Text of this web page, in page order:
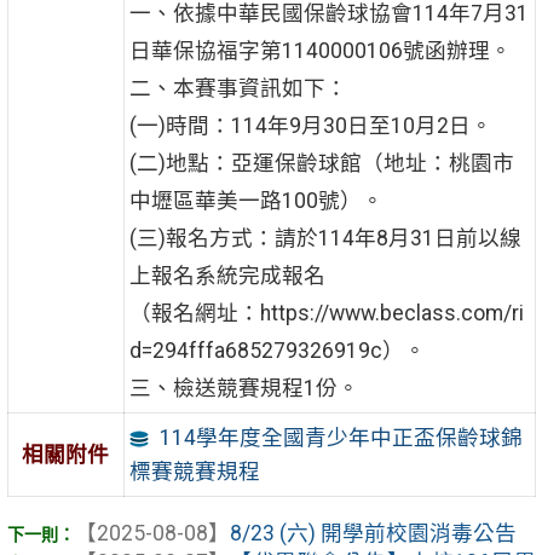
一、依據中華民國保齡球協會114年7月31
日華保協福字第1140000106號函辦理。
二、本賽事資訊如下：
(一)時間：114年9月30日至10月2日。
(二)地點：亞運保齡球館（地址：桃園市
中壢區華美一路100號）。
(三)報名方式：請於114年8月31日前以線
上報名系統完成報名
（報名網址：https://www.beclass.com/ri
d=294fffa685279326919c）。
三、檢送競賽規程1份。
相關附件
114學年度全國青少年中正盃保齡球錦
標賽競賽規程
【2025-08-08】 8/23 (六) 開學前校園消毒公告